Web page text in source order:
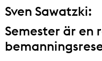
Sven Sawatzki:
Semester är en